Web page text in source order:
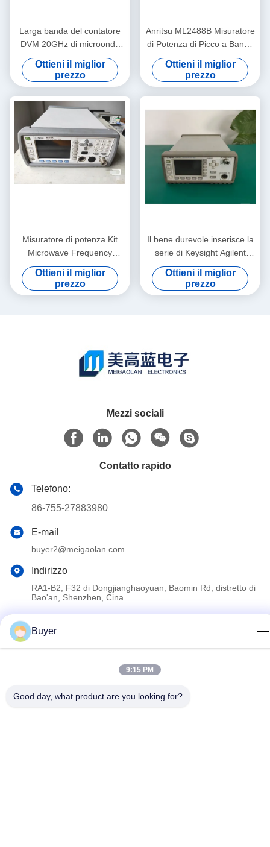
Larga banda del contatore
DVM 20GHz di microonda
del misuratore di potenza di
Agilent 53147A rf ultra
Ottieni il miglior
prezzo
Anritsu ML2488B Misuratore
di Potenza di Picco a Banda
Larga con Larghezza di
Banda Video di 400 MHz,
Ingresso a Doppio Canale e
Frequenza di
Campionamento di 64 Ms/s
Ottieni il miglior
prezzo
Misuratore di potenza Kit
Microwave Frequency
Counter Rackmount di
N1913A Agilent rf
Ottieni il miglior
prezzo
Il bene durevole inserisce la
serie di Keysight Agilent
E4416A EPM P del
misuratore di potenza di rf
Ottieni il miglior
prezzo
Mezzi sociali
Contatto rapido
Telefono:
86-755-27883980
E-mail
buyer2@meigaolan.com
Indirizzo
RA1-B2, F32 di Dongjianghaoyuan, Baomin Rd, distretto di
Bao'an, Shenzhen, Cina
2026 Shenzhen Meigaolan Electronic Instrument Co. Ltd Tutti i
Buyer
9:15 PM
Good day, what product are you looking for?